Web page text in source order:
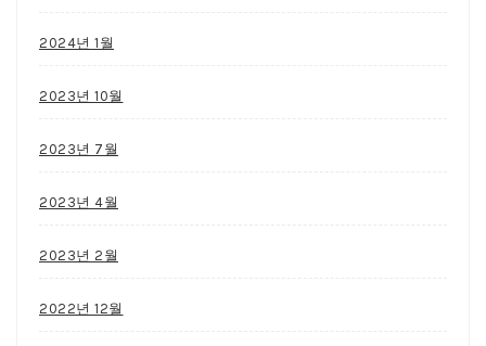
2024년 1월
2023년 10월
2023년 7월
2023년 4월
2023년 2월
2022년 12월